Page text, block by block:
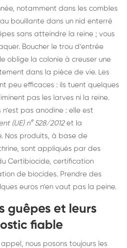
notamment dans les combles
bouillante dans un nid enterré
sans atteindre la reine ; vous
Boucher le trou d’entrée
oblige la colonie à creuser une
dans la pièce de vie. Les
peu efficaces : ils tuent quelques
pas les larves ni la reine.
n’est pas anodine : elle est
(UE) n° 528/2012et la
Nos produits, à base de
sont appliqués par des
Certibiocide, certification
de biocides. Prendre des
euros n’en vaut pas la peine.
guêpes et leurs
fiable
nous posons toujours les